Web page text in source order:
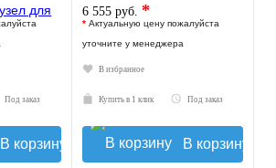
Под заказ
В корзину
6 555 руб. *
* Актуальную цену пожалуйста
уточните у менеджера
В избранное
Купить в 1 клик Под заказ
В корзину